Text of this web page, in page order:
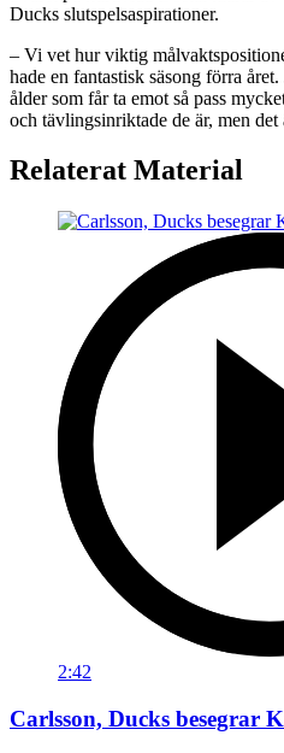
Ducks slutspelsaspirationer.
– Vi vet hur viktig
hade en fantastisk säsong förra
ålder som får ta emot så pass
och tävlingsinriktade de är, men
Relaterat Material
2:42
Carlsson, Ducks besegrar